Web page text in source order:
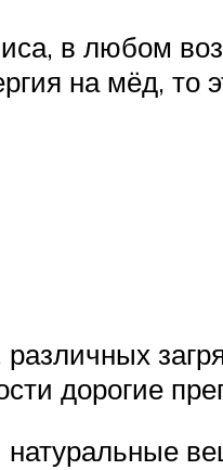
в любом
на мёд, то
дорогие